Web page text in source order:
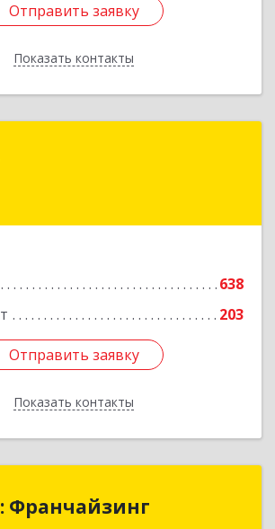
Отправить заявку
Показать контакты
Отправить заявку
Назад
638
203
Отправить заявку
Показать контакты
обл, Новосибирск г,
Отправить заявку
Назад
Франчайзинг
1С-Галэкс: Франчайзинг